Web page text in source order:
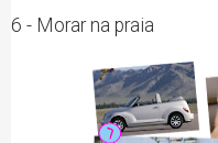
6 - Morar na praia